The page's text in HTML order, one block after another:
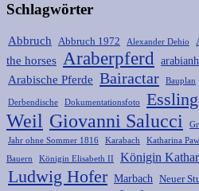
Schlagwörter
Abbruch Abbruch 1972 Alexander Dehio
the horses Araberpferd
Arabische Pferde Bairactar Bauplan
Derbendische Dokumentationsfoto
Weil Giovanni Salucci
Jahr ohne Sommer 1816 Karabach Katharina
Bauern Königin Elisabeth II Königin
Ludwig Hofer Marbach Neuer